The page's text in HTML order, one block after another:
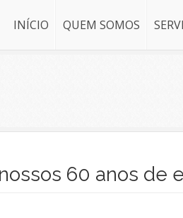
INÍCIO QUEM SOMOS
60 anos de